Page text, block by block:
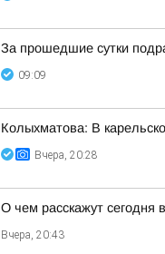
За прошедшие сутки
09:09
Колыхматова: В
Вчера, 20:28
О чем расскажут сегодня
Вчера, 20:43